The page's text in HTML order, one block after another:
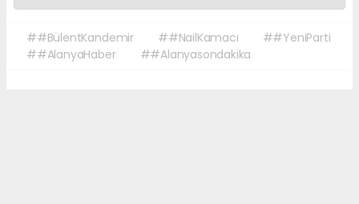
##BülentKandemir ##NailKamacı
##YeniParti
##AlanyaHaber
##Alanyasondakika